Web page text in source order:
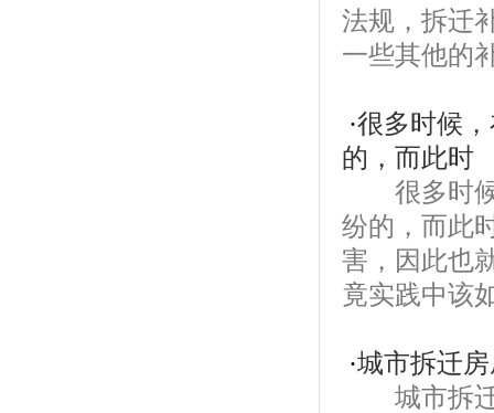
法规，拆迁
一些其他的
·很多时候
的，而此时
很多时候
纷的，而此
害，因此也
竟实践中该
·城市拆迁
城市拆迁